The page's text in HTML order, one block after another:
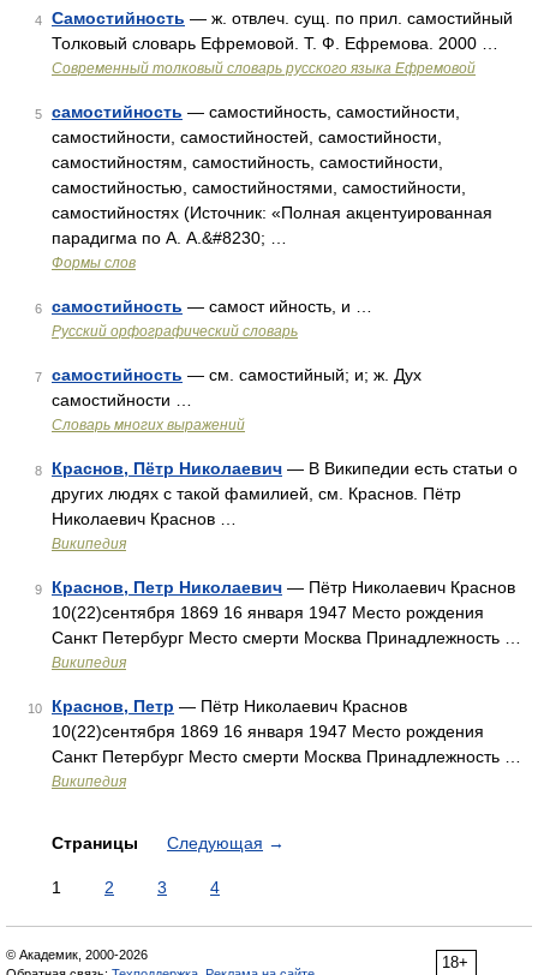
4 Самостийность — ж. отвлеч. сущ. по прил. самостийный
Толковый словарь Ефремовой. Т. Ф. Ефремова. 2000 …
Современный толковый словарь русского языка Ефремовой
5 самостийность — самостийность, самостийности,
самостийности, самостийностей, самостийности,
самостийностям, самостийность, самостийности,
самостийностью, самостийностями, самостийности,
самостийностях (Источник: «Полная акцентуированная
парадигма по А. А.&#8230; …
Формы слов
6 самостийность — самост ийность, и …
Русский орфографический словарь
7 самостийность — см. самостийный; и; ж. Дух
самостийности …
Словарь многих выражений
8 Краснов, Пётр Николаевич — В Википедии есть статьи о
других людях с такой фамилией, см. Краснов. Пётр
Николаевич Краснов …
Википедия
9 Краснов, Петр Николаевич — Пётр Николаевич Краснов
10(22)сентября 1869 16 января 1947 Место рождения
Санкт Петербург Место смерти Москва Принадлежность …
Википедия
10 Краснов, Петр — Пётр Николаевич Краснов
10(22)сентября 1869 16 января 1947 Место рождения
Санкт Петербург Место смерти Москва Принадлежность …
Википедия
Страницы Следующая →
1 2 3 4
18+
© Академик, 2000-2026